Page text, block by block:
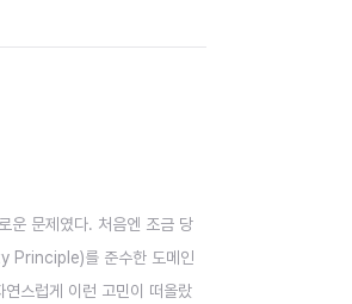
운 문제였다. 처음엔 조금 당
Principle)를 준수한 도메인
스럽게 이런 고민이 떠올랐